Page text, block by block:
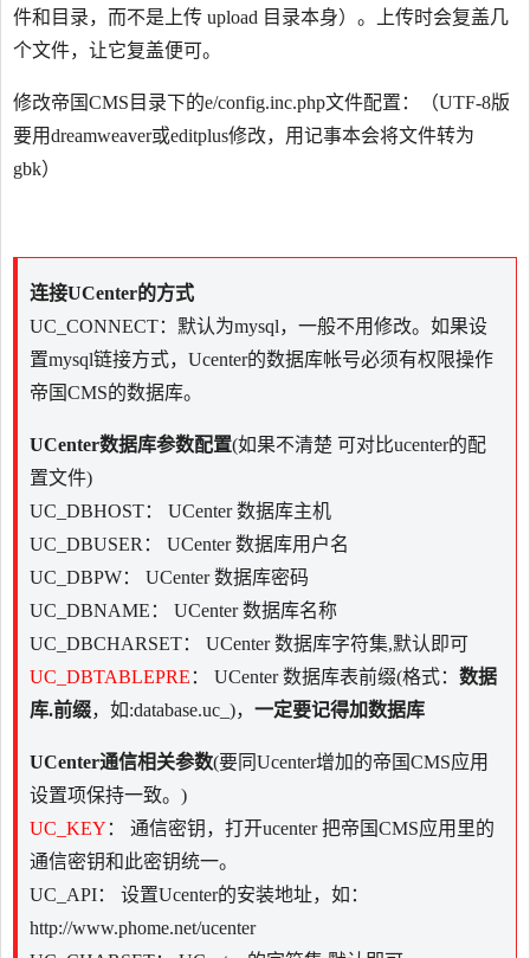
件和目录，而不是上传 upload 目录本身）。上传时会复盖几
个文件，让它复盖便可。
修改帝国CMS目录下的e/config.inc.php文件配置：（UTF-8版
要用dreamweaver或editplus修改，用记事本会将文件转为
gbk）
连接UCenter的方式
UC_CONNECT：默认为mysql，一般不用修改。如果设
置mysql链接方式，Ucenter的数据库帐号必须有权限操作
帝国CMS的数据库。
UCenter数据库参数配置(如果不清楚 可对比ucenter的配
置文件)
UC_DBHOST： UCenter 数据库主机
UC_DBUSER： UCenter 数据库用户名
UC_DBPW： UCenter 数据库密码
UC_DBNAME： UCenter 数据库名称
UC_DBCHARSET： UCenter 数据库字符集,默认即可
UC_DBTABLEPRE ： UCenter 数据库表前缀(格式： 数据
库.前缀，如:database.uc_)， 一定要记得加数据库
UCenter通信相关参数(要同Ucenter增加的帝国CMS应用
设置项保持一致。)
UC_KEY ： 通信密钥，打开ucenter 把帝国CMS应用里的
通信密钥和此密钥统一。
UC_API： 设置Ucenter的安装地址，如：
http://www.phome.net/ucenter